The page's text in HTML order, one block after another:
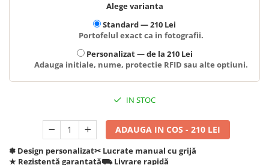
Alege varianta
Standard —210 Lei
Portofelul exact ca in fotografii.
Personalizat —de la 210 Lei
Adauga initiale, nume, protectie RFID sau alte optiuni.
IN STOC
ADAUGA IN COS - 210 LEI
✽ Design personalizat✂︎ Lucrate manual cu grijă
★ Rezistență garantată⛟ Livrare rapidă